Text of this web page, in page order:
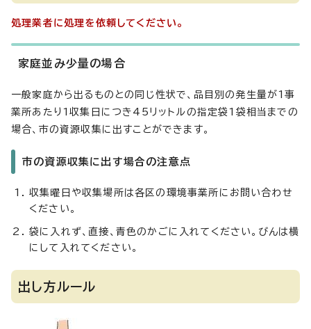
処理業者に処理を依頼してください。
家庭並み少量の場合
一般家庭から出るものとの同じ性状で、品目別の発生量が1事
業所あたり1収集日につき45リットルの指定袋1袋相当までの
場合、市の資源収集に出すことができます。
市の資源収集に出す場合の注意点
収集曜日や収集場所は各区の環境事業所にお問い合わせ
ください。
袋に入れず、直接、青色のかごに入れてください。びんは横
にして入れてください。
出し方ルール